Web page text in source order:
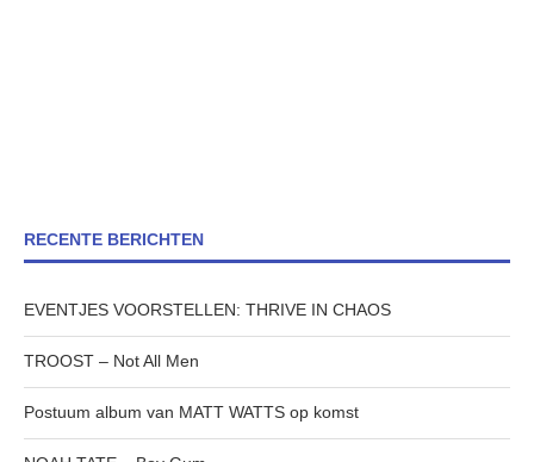
RECENTE BERICHTEN
EVENTJES VOORSTELLEN: THRIVE IN CHAOS
TROOST – Not All Men
Postuum album van MATT WATTS op komst